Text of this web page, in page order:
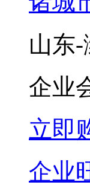
山东
企业
立即
企业